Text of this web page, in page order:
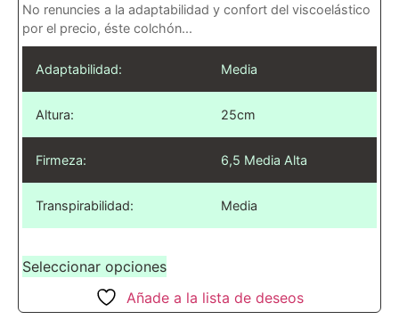
No renuncies a la adaptabilidad y confort del viscoelástico
por el precio, éste colchón...
Adaptabilidad: Media
Altura: 25cm
Firmeza: 6,5 Media Alta
Transpirabilidad: Media
Seleccionar opciones
Añade a la lista de deseos